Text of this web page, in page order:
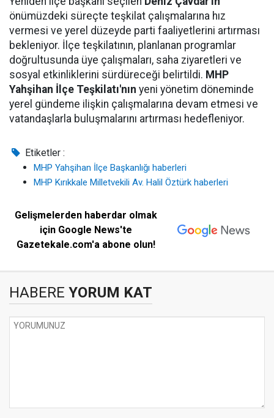
önümüzdeki süreçte teşkilat çalışmalarına hız
vermesi ve yerel düzeyde parti faaliyetlerini artırması
bekleniyor. İlçe teşkilatının, planlanan programlar
doğrultusunda üye çalışmaları, saha ziyaretleri ve
sosyal etkinliklerini sürdüreceği belirtildi. MHP
Yahşihan İlçe Teşkilatı'nın yeni yönetim döneminde
yerel gündeme ilişkin çalışmalarına devam etmesi ve
vatandaşlarla buluşmalarını artırması hedefleniyor.
Etiketler :
MHP Yahşihan İlçe Başkanlığı haberleri
MHP Kırıkkale Milletvekili Av. Halil Öztürk haberleri
Gelişmelerden haberdar olmak
için Google News'te
Gazetekale.com'a abone olun!
HABERE YORUM KAT